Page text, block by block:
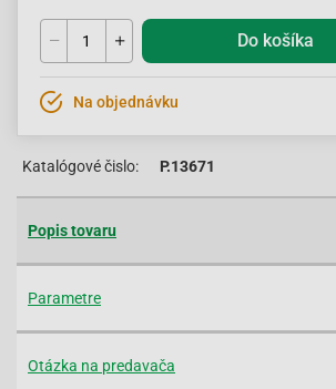
Do košíka
Na objednávku
Katalógové čislo: P.13671
Popis tovaru
Parametre
Otázka na predavača